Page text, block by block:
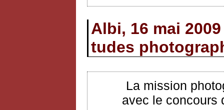
Albi, 16 mai
tudes
La mission
avec le concours